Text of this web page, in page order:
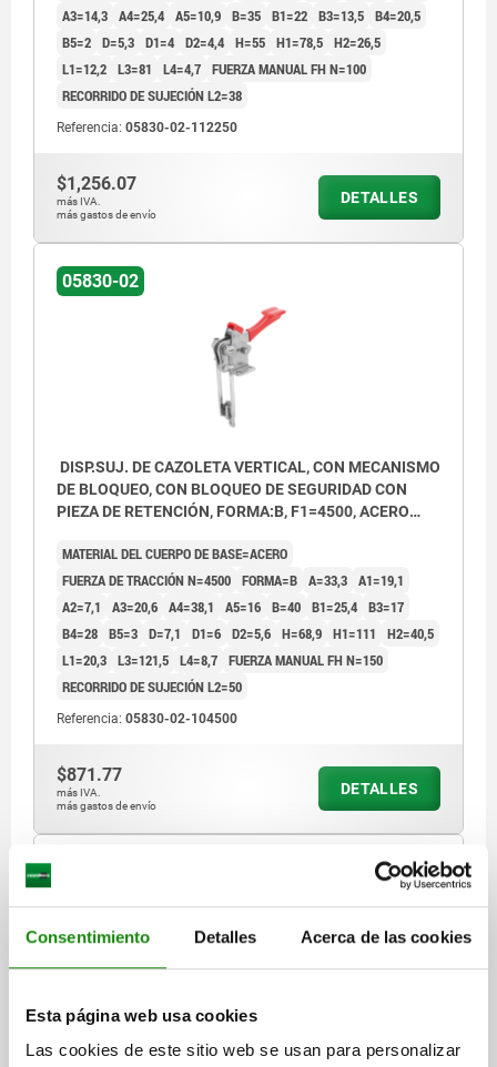
Consentimiento Detalles Acerca de las cookies
Esta página web usa cookies
Las cookies de este sitio web se usan para personalizar
A3=14,3 A4=25,4 A5=10,9 B=35 B1=22 B3=13,5 B4=20,5
B5=2 D=5,3 D1=4 D2=4,4 H=55 H1=78,5 H2=26,5
L1=12,2 L3=81 L4=4,7 FUERZA MANUAL FH N=100
RECORRIDO DE SUJECIÓN L2=38
Referencia: 05830-02-112250
$1,256.07
más IVA.
más gastos de envío
DETALLES
05830-02
DISP.SUJ. DE CAZOLETA VERTICAL, CON MECANISMO
DE BLOQUEO, CON BLOQUEO DE SEGURIDAD CON
PIEZA DE RETENCIÓN, FORMA:B, F1=4500, ACERO
ACEITE
MATERIAL DEL CUERPO DE BASE=ACERO
FUERZA DE TRACCIÓN N=4500 FORMA=B A=33,3 A1=19,1
A2=7,1
A3=20,6 A4=38,1 A5=16 B=40 B1=25,4 B3=17
B4=28 B5=3 D=7,1 D1=6 D2=5,6 H=68,9 H1=111
H2=40,5
L1=20,3 L3=121,5 L4=8,7 FUERZA MANUAL FH N=150
RECORRIDO DE SUJECIÓN L2=50
Referencia: 05830-02-104500
$871.77
más IVA.
más gastos de envío
DETALLES
DISP.SUJ. DE CAZOLETA VERTICAL, CON MECANISMO